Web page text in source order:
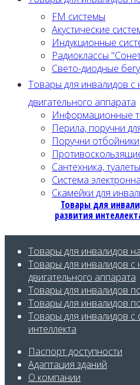
FM системы
Акустические
Индукционные
Радиоклассы
Свето-диодные
Товары для инвалидов
двигательного аппарата
Информационные
Перила, поручни
Поручни отбойники
Сантехника,
Система
Скамейки для
Товары для
развития
Товары для инвалидов
Товары для инвалидов
двигательного аппарата
Товары для инвалидов
Товары для инвалидов
Товары для инвалидов с
интеллекта
Паспорт доступности
Адаптация зданий
О компании